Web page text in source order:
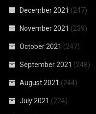
December 2021 (247)
November 2021 (239)
October 2021 (247)
September 2021 (248)
August 2021 (244)
July 2021 (224)